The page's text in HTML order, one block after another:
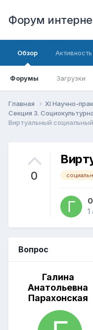
Форум
Обзор
Форумы Загрузки
Активность
Главная
XI Научно-
Секция 3.
Виртуальный
0
1
Вопрос
Галина
Анатольевна
Парахонская